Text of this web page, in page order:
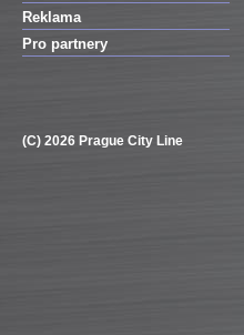
Reklama
Pro partnery
(C) 2026 Prague City Line